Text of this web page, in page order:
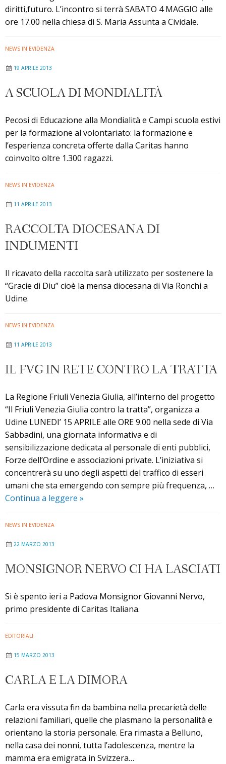
diritti,futuro. L’incontro si terrà SABATO 4 MAGGIO alle
ore 17.00 nella chiesa di S. Maria Assunta a Cividale.
NEWS IN EVIDENZA
19 APRILE 2013
A SCUOLA DI MONDIALITÀ
Pecosi di Educazione alla Mondialità e Campi scuola estivi
per la formazione al volontariato: la formazione e
l’esperienza concreta offerte dalla Caritas hanno
coinvolto oltre 1.300 ragazzi.
NEWS IN EVIDENZA
11 APRILE 2013
RACCOLTA DIOCESANA DI
INDUMENTI
Il ricavato della raccolta sarà utilizzato per sostenere la
“Gracie di Diu” cioè la mensa diocesana di Via Ronchi a
Udine.
NEWS IN EVIDENZA
11 APRILE 2013
IL FVG IN RETE CONTRO LA TRATTA
La Regione Friuli Venezia Giulia, all’interno del progetto
“Il Friuli Venezia Giulia contro la tratta”, organizza a
Udine LUNEDI’ 15 APRILE alle ORE 9.00 nella sede di Via
Sabbadini, una giornata informativa e di
sensibilizzazione dedicata al personale di enti pubblici,
Forze dell’Ordine e associazioni private. L’iniziativa si
concentrerà su uno degli aspetti del traffico di esseri
umani che sta emergendo con sempre più frequenza, …
Continua a leggere Il
tratta
»
NEWS IN EVIDENZA
22 MARZO 2013
MONSIGNOR NERVO CI HA LASCIATI
Si è spento ieri a Padova Monsignor Giovanni Nervo,
primo presidente di Caritas Italiana.
EDITORIALI
15 MARZO 2013
CARLA E LA DIMORA
Carla era vissuta fin da bambina nella precarietà delle
relazioni familiari, quelle che plasmano la personalità e
orientano la storia personale. Era rimasta a Belluno,
nella casa dei nonni, tutta l’adolescenza, mentre la
mamma era emigrata in Svizzera…